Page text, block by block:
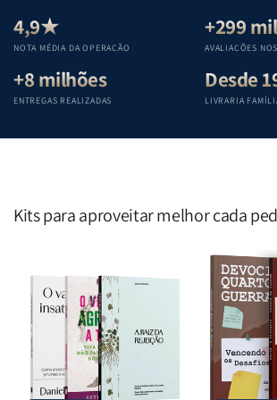
Teológica
Penkal
Penkal
Penkal
4,9★
NOTA MÉDIA DA OPERAÇÃO
+299 mil
AVALIAÇÕES
+8 milhões
ENTREGAS REALIZADAS
Desde
LIVRARIA
Kits para aproveitar melhor cada